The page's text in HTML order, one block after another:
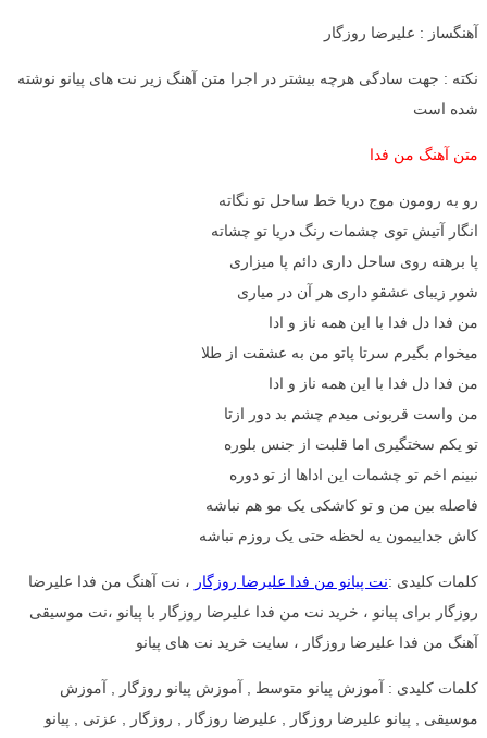
آهنگساز : علیرضا روزگار
نکته : جهت سادگی هرچه بیشتر در اجرا متن آهنگ زیر نت های پیانو نوشته
شده است
متن آهنگ من فدا
رو به رومون موج دریا خط ساحل تو نگاته
انگار آتیش توی چشمات رنگ دریا تو چشاته
پا برهنه روی ساحل داری دائم پا میزاری
شور زیبای عشقو داری هر آن در میاری
من فدا دل فدا با این همه ناز و ادا
میخوام بگیرم سرتا پاتو من به عشقت از طلا
من فدا دل فدا با این همه ناز و ادا
من واست قربونی میدم چشم بد دور ازتا
تو یکم سختگیری اما قلبت از جنس بلوره
نبینم اخم تو چشمات این اداها از تو دوره
فاصله بین من و تو کاشکی یک مو هم نباشه
کاش جداییمون یه لحظه حتی یک روزم نباشه
کلمات کلیدی :نت پیانو من فدا علیرضا روزگار ، نت آهنگ من فدا علیرضا
روزگار برای پیانو ، خرید نت من فدا علیرضا روزگار با پیانو ،نت موسیقی
آهنگ من فدا علیرضا روزگار ، سایت خرید نت های پیانو
کلمات کلیدی : آموزش پیانو متوسط , آموزش پیانو روزگار , آموزش
موسیقی , پیانو علیرضا روزگار , علیرضا روزگار , روزگار , عزتی , پیانو